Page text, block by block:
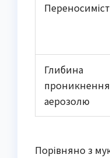
Глибина
проникнення
аерозолю
Порівняно з